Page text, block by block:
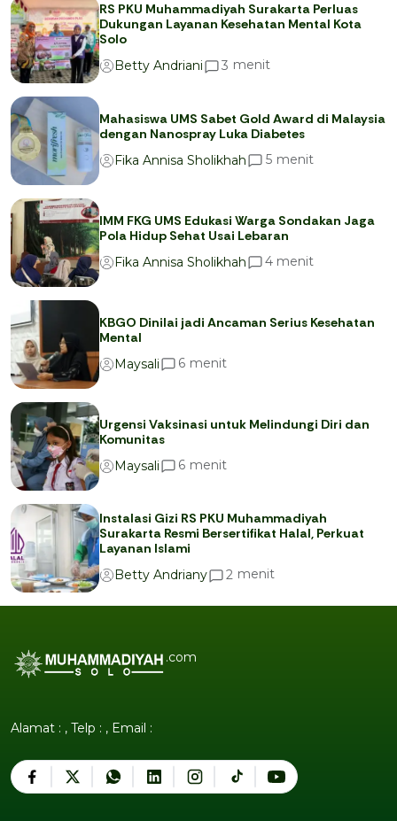
RS PKU Muhammadiyah Surakarta Perluas
Dukungan Layanan Kesehatan Mental Kota
Solo
Betty Andriani
3 menit
Mahasiswa UMS Sabet Gold Award di Malaysia
dengan Nanospray Luka Diabetes
Fika Annisa Sholikhah
5 menit
IMM FKG UMS Edukasi Warga Sondakan Jaga
Pola Hidup Sehat Usai Lebaran
Fika Annisa Sholikhah
4 menit
KBGO Dinilai jadi Ancaman Serius Kesehatan
Mental
Maysali
6 menit
Urgensi Vaksinasi untuk Melindungi Diri dan
Komunitas
Maysali
6 menit
Instalasi Gizi RS PKU Muhammadiyah
Surakarta Resmi Bersertifikat Halal, Perkuat
Layanan Islami
Betty Andriany
2 menit
.com
Alamat : , Telp : , Email :